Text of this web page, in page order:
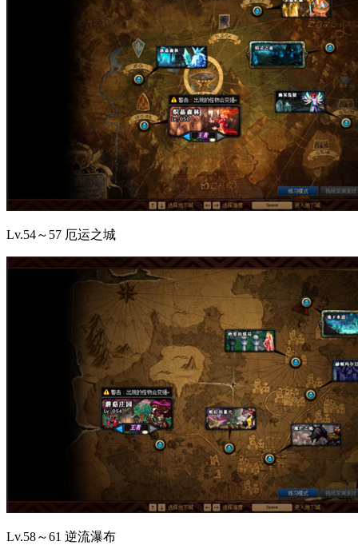
Lv.54～57 厄运之城
Lv.58～61 逆流瀑布